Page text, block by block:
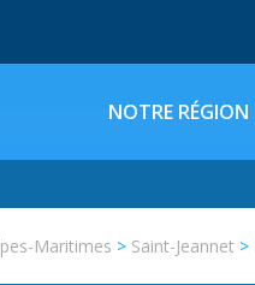
NOTRE RÉGION
Maritimes > Saint-Jeannet >